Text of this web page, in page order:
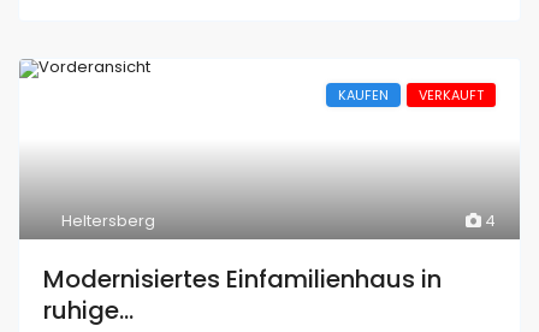
4
Heltersberg
KAUFEN VERKAUFT
Modernisiertes Einfamilienhaus in
ruhige...